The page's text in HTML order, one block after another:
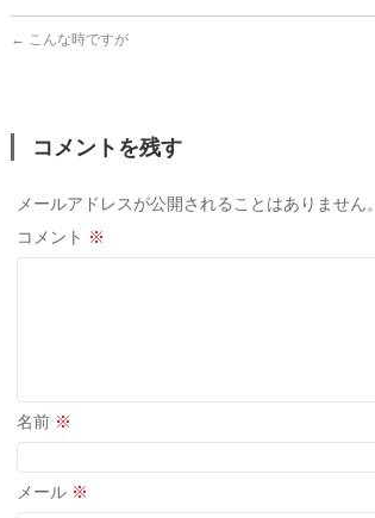
← こんな時ですが
コメントを残す
メールアドレスが公開されることはありません。
コメント ※
名前 ※
メール ※